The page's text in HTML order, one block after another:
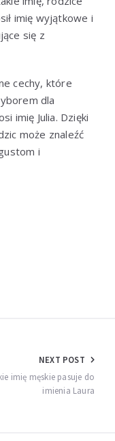
imię wyjątkowe i
się z
cechy, które
dla
imię Julia. Dzięki
może znaleźć
i
NEXT POST
imię męskie pasuje do
imienia Laura